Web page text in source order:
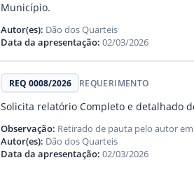
Município.
Autor(es): Dão dos Quarteis
Data da apresentação: 02/03/2026
REQ 0008/2026 REQUERIMENTO
Solicita relatório Completo e detalhado
Observação: Retirado de pauta pelo autor
Autor(es): Dão dos Quarteis
Data da apresentação: 02/03/2026